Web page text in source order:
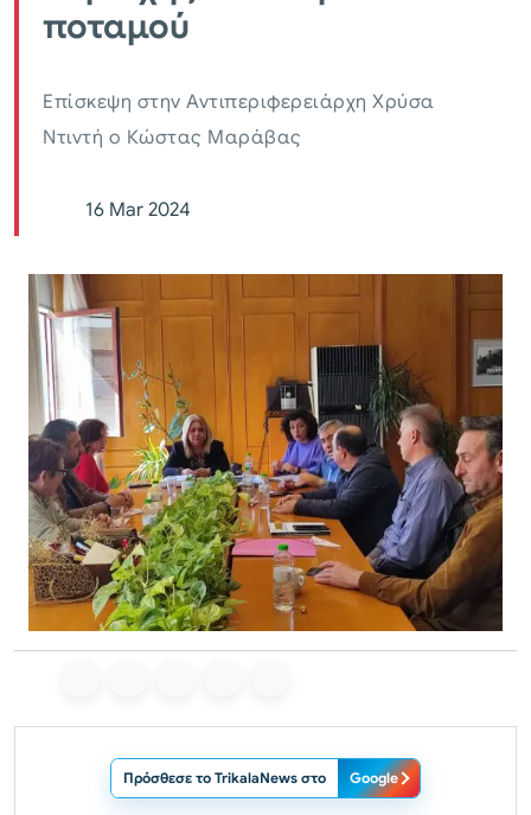
ποταμού
Επίσκεψη στην Αντιπεριφερειάρχη Χρύσα
Ντιντή ο Κώστας Μαράβας
16 Mar 2024
Πρόσθεσε το TrikalaNews στο Google